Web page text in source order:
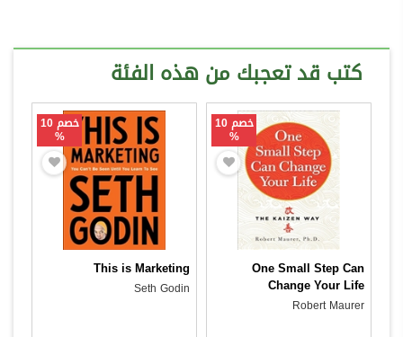
كتب قد تعجبك من هذه الفئة
خصم 10
%
One Small Step Can
Change Your Life
Robert Maurer
خصم 10
%
This is Marketing
Seth Godin